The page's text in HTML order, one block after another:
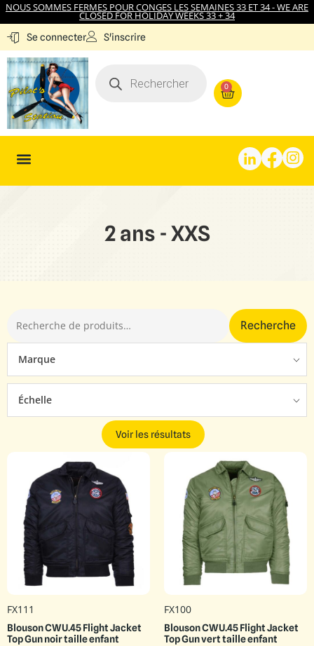
NOUS SOMMES FERMES POUR CONGES LES SEMAINES 33 ET 34 - WE ARE
CLOSED FOR HOLIDAY WEEKS 33 + 34
Se connecter S'inscrire
0
2 ans - XXS
Recherche
Marque
Échelle
Voir les résultats
FX111
Blouson CWU.45 Flight Jacket
Top Gun noir taille enfant
FX100
Blouson CWU.45 Flight Jacket
Top Gun vert taille enfant